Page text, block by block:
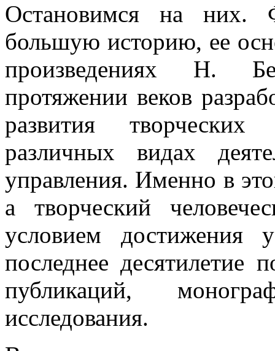
Остановимся на них.
большую историю, ее
произведениях Н.
протяжении веков
развития
различных видах
управления. Именно в
а творческий
условием достижения
последнее десятилетие
публикаций,
исследования.